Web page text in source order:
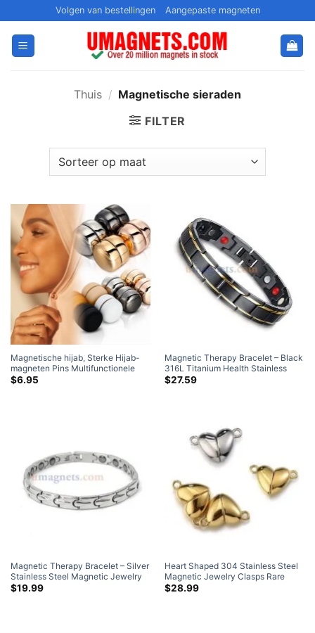
naar
inhoud
Volgen van bestellingen Aangepaste magneten
Thuis / Magnetische sieraden
FILTER
Magnetische hijab, Sterke Hijab-
magneten Pins Multifunctionele
sjaalmagneten voor dames Meisjes
$6.95
Magnetic Therapy Bracelet– Black
316L Titanium Health Stainless
Steel Magnetic Jewelry For Man
$27.59
Magnetic Therapy Bracelet– Silver
Stainless Steel Magnetic Jewelry
Health Bracelet For Men Clothing
$19.99
Heart Shaped304 Stainless Steel
Magnetic Jewelry Clasps Rare
Earth Neodymium Magnet Silver
$28.99